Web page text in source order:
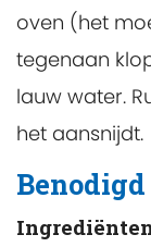
oven (het
tegenaan
lauw water.
het aansnijdt.